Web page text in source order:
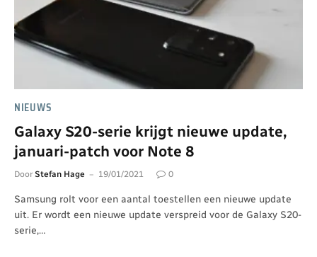
NIEUWS
Galaxy S20-serie krijgt nieuwe update,
januari-patch voor Note 8
Door Stefan Hage 19/01/2021 0
Samsung rolt voor een aantal toestellen een nieuwe update
uit. Er wordt een nieuwe update verspreid voor de Galaxy S20-
serie,…